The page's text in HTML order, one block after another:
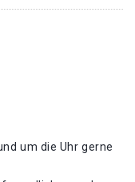
um die Uhr gerne